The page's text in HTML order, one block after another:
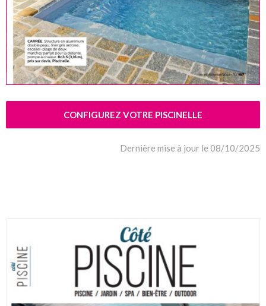
CONFIGUREZ VOTRE PISCINELLE
Dernière mise à jour le 08/10/2025